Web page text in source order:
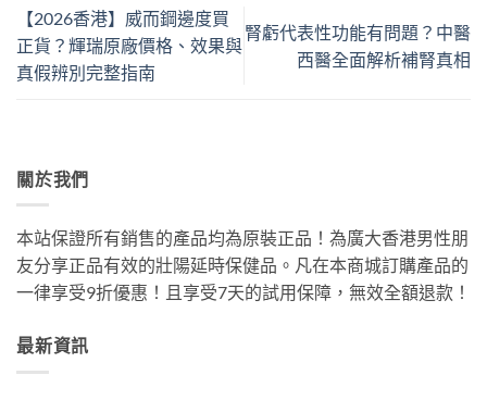
【2026香港】威而鋼邊度買
正貨？輝瑞原廠價格、效果與
真假辨別完整指南
腎虧代表性功能有問題？中醫
西醫全面解析補腎真相
關於我們
本站保證所有銷售的產品均為原裝正品！為廣大香港男性朋
友分享正品有效的壯陽延時保健品。凡在本商城訂購產品的
一律享受9折優惠！且享受7天的試用保障，無效全額退款！
最新資訊